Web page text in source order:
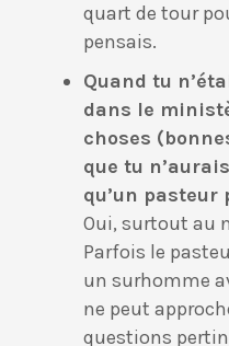
quart de tour
pensais.
Quand tu
dans le
choses
que tu
qu’un pasteur
Oui, surtout au
Parfois le
un surhomme
ne peut
questions